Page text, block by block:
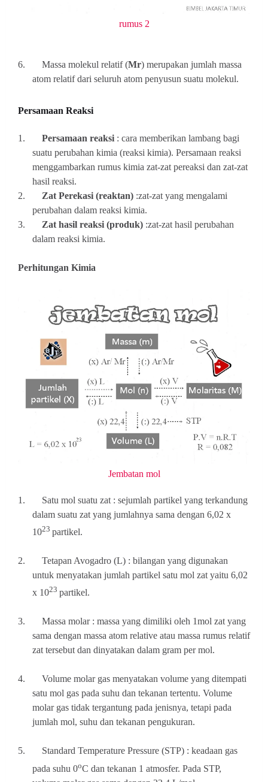
rumus 2
6. Massa molekul relatif (Mr) merupakan jumlah massa
atom relatif dari seluruh atom penyusun suatu molekul.
Persamaan Reaksi
1. Persamaan reaksi : cara memberikan lambang bagi
suatu perubahan kimia (reaksi kimia). Persamaan reaksi
menggambarkan rumus kimia zat-zat pereaksi dan zat-zat
hasil reaksi.
2.
Zat Perekasi (reaktan) :zat-zat yang mengalami
perubahan dalam reaksi kimia.
3.
Zat hasil reaksi (produk) :zat-zat hasil perubahan
dalam reaksi kimia.
Perhitungan Kimia
Jembatan mol
1.
Satu mol suatu zat : sejumlah partikel yang terkandung
dalam suatu zat yang jumlahnya sama dengan 6,02 x
1023 partikel.
2.
Tetapan Avogadro (L) : bilangan yang digunakan
untuk menyatakan jumlah partikel satu mol zat yaitu 6,02
x 1023 partikel.
3.
Massa molar : massa yang dimiliki oleh 1mol zat yang
sama dengan massa atom relative atau massa rumus relatif
zat tersebut dan dinyatakan dalam gram per mol.
4.
Volume molar gas menyatakan volume yang ditempati
satu mol gas pada suhu dan tekanan tertentu. Volume
molar gas tidak tergantung pada jenisnya, tetapi pada
jumlah mol, suhu dan tekanan pengukuran.
5.
Standard Temperature Pressure (STP) : keadaan gas
pada suhu 0oC dan tekanan 1 atmosfer. Pada STP,